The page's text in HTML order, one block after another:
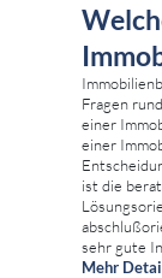
Fragen
einer
einer
ist die
sehr gute
Mehr